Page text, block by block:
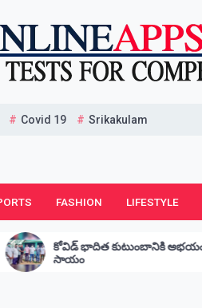
Covid 19 Srikakulam
FASHION LIFESTYLE
అభయం 20000 ఆర్థిక